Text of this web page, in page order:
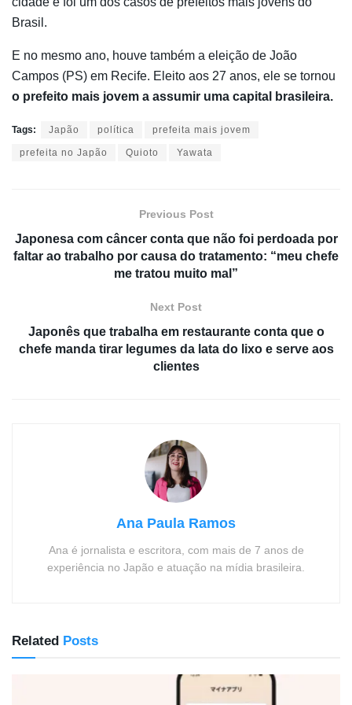
Brasil.
E no mesmo ano, houve também a eleição de João
Campos (PS) em Recife. Eleito aos 27 anos, ele se tornou
o prefeito mais jovem a assumir uma capital brasileira.
Tags: Japão política prefeita mais jovem
prefeita no Japão Quioto Yawata
Previous Post
Japonesa com câncer conta que não foi perdoada por
faltar ao trabalho por causa do tratamento: “meu chefe
me tratou muito mal”
Next Post
Japonês que trabalha em restaurante conta que o
chefe manda tirar legumes da lata do lixo e serve aos
clientes
Ana Paula Ramos
Ana é jornalista e escritora, com mais de 7 anos de
experiência no Japão e atuação na mídia brasileira.
Related Posts